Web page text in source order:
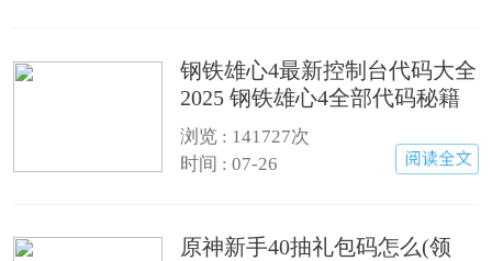
钢铁雄心4最新控制台代码大全
2025 钢铁雄心4全部代码秘籍
汇总
浏览 : 141727次
时间 : 07-26
原神新手40抽礼包码怎么(领